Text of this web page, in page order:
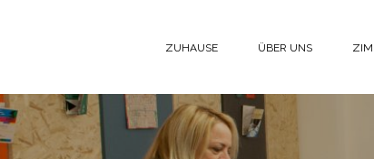
ZUHAUSE ÜBER UNS